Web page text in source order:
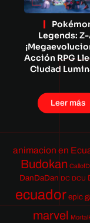
Legends:
Acción RPG
Ciudad
Leer más
animacion en
Budokan
DanDaDan DC DCU
ecuador epic
marvel